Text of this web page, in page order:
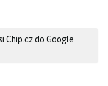
Chip.cz do Google